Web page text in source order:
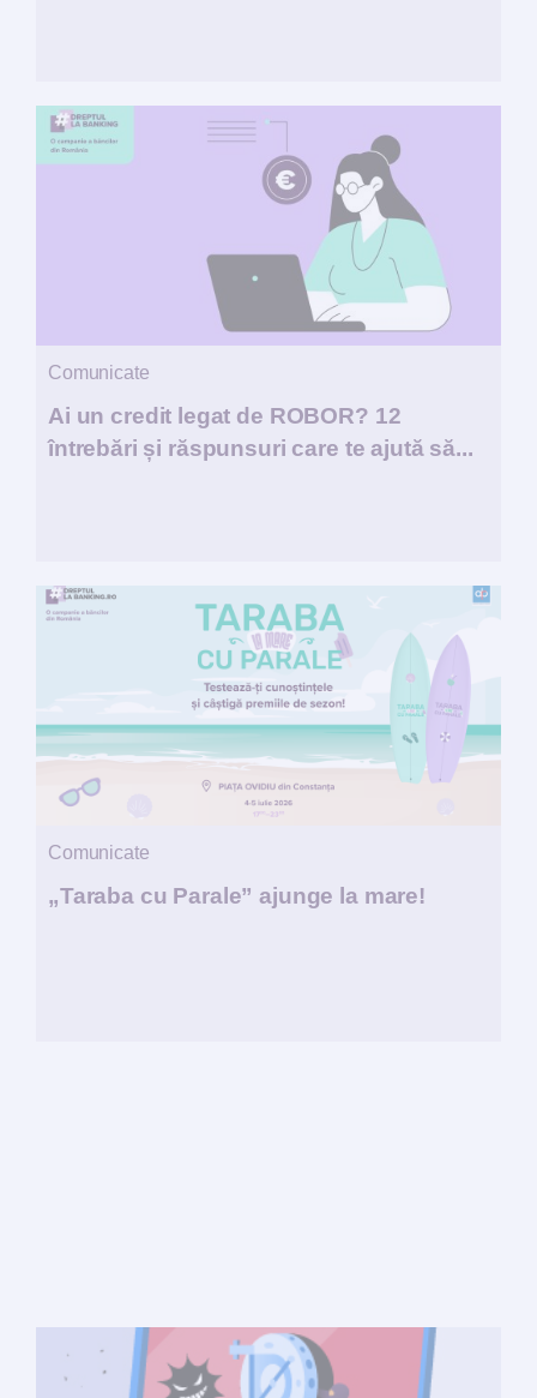
Comunicate
Ai un credit legat de ROBOR? 12
întrebări și răspunsuri care te ajută să...
Comunicate
„Taraba cu Parale” ajunge la mare!